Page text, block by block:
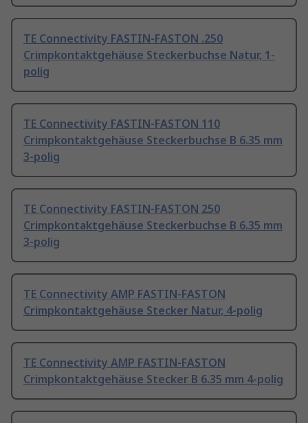
TE Connectivity FASTIN-FASTON .250
Crimpkontaktgehäuse Steckerbuchse Natur, 1-
polig
TE Connectivity FASTIN-FASTON 110
Crimpkontaktgehäuse Steckerbuchse B 6.35 mm
3-polig
TE Connectivity FASTIN-FASTON 250
Crimpkontaktgehäuse Steckerbuchse B 6.35 mm
3-polig
TE Connectivity AMP FASTIN-FASTON
Crimpkontaktgehäuse Stecker Natur, 4-polig
TE Connectivity AMP FASTIN-FASTON
Crimpkontaktgehäuse Stecker B 6.35 mm 4-polig